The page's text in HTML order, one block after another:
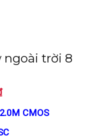
ngoài trời 8
Giá
tại
là:
CMOS